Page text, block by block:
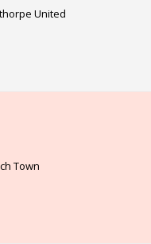
United
Town